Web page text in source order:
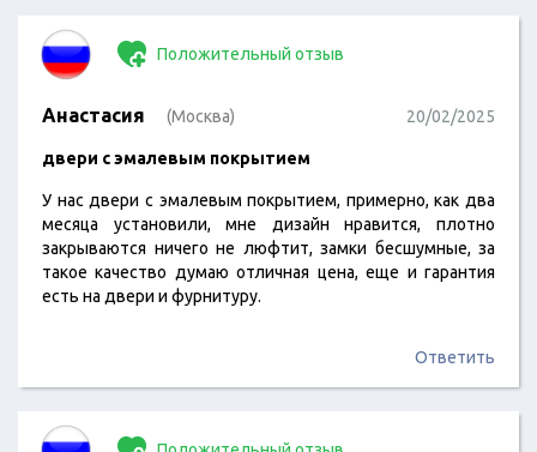
Положительный отзыв
Анастасия (Москва) 20/02/2025
двери с эмалевым покрытием
У нас двери с эмалевым покрытием, примерно, как два
месяца установили, мне дизайн нравится, плотно
закрываются ничего не люфтит, замки бесшумные, за
такое качество думаю отличная цена, еще и гарантия
есть на двери и фурнитуру.
Ответить